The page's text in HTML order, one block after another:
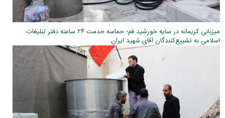
میزبانی کریمانه در سایه خورشید قم؛ حماسه خدمت ۲۴ ساعته دفتر تبلیغات
اسلامی به تشییع‌کنندگان آقای شهید ایران